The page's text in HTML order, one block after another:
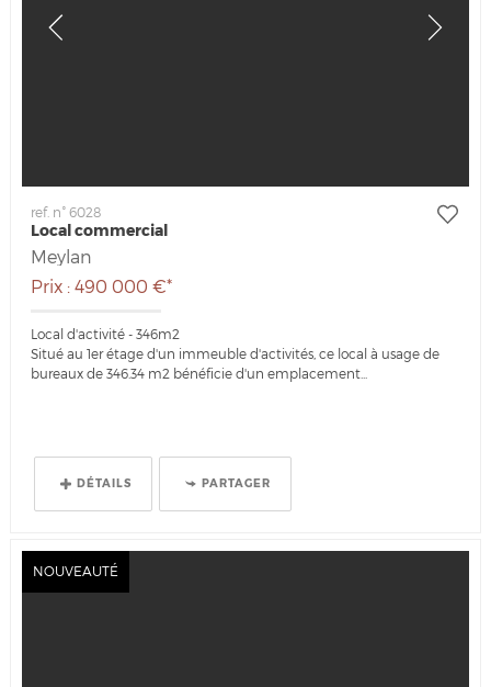
ref. n° 6028
Local commercial
Meylan
Prix : 490 000 €*
Local d'activité - 346m2
Situé au 1er étage d'un immeuble d'activités, ce local à usage de
bureaux de 346.34 m2 bénéficie d'un emplacement...
DÉTAILS PARTAGER
NOUVEAUTÉ